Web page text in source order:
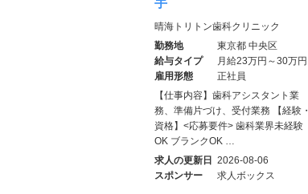
晴海トリトン歯科クリニック
勤務地
東京都 中央区
給与タイプ
月給23万円～30万円
雇用形態
正社員
【仕事内容】歯科アシスタント業
務、準備片づけ、受付業務 【経験・
資格】<応募要件> 歯科業界未経験
OK ブランクOK …
求人の更新日 2026-08-06
スポンサー
求人ボックス